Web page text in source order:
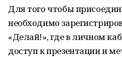
Для того чтобы
необходимо
«Делай!», где в личном
доступ к презентации и